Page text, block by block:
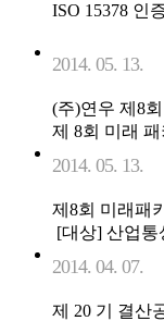
ISO 15378 인
2014. 05. 13.
(주)연우 제8
제 8회 미래
2014. 05. 13.
제8회 미래패
[대상] 산업통
2014. 04. 07.
제 20 기 결산